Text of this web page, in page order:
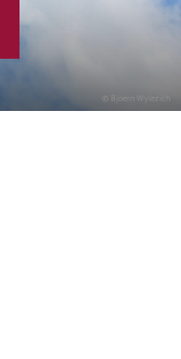
© Bjoern Wylezich